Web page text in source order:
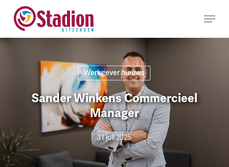
naar
hoofdinhoud
Menu
Werkgever nieuws
Sander Winkens Commercieel
Manager
31 juli 2025